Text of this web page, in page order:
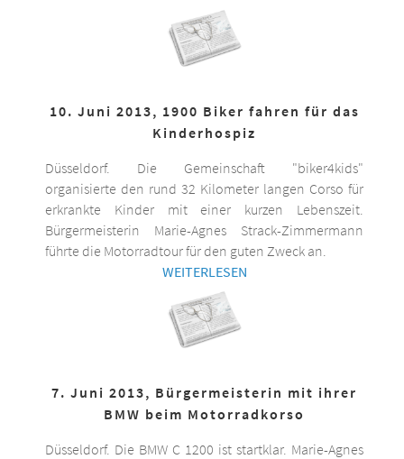
10. Juni 2013, 1900 Biker fahren für das
Kinderhospiz
Düsseldorf. Die Gemeinschaft "biker4kids"
organisierte den rund 32 Kilometer langen Corso für
erkrankte Kinder mit einer kurzen Lebenszeit.
Bürgermeisterin Marie-Agnes Strack-Zimmermann
führte die Motorradtour für den guten Zweck an.
WEITERLESEN
7. Juni 2013, Bürgermeisterin mit ihrer
BMW beim Motorradkorso
Düsseldorf. Die BMW C 1200 ist startklar. Marie-Agnes